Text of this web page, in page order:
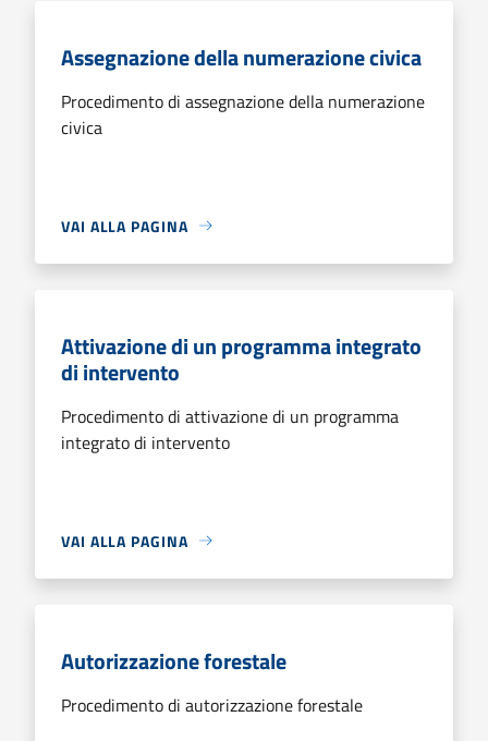
Assegnazione della numerazione civica
Procedimento di assegnazione della numerazione
civica
VAI ALLA PAGINA
Attivazione di un programma integrato
di intervento
Procedimento di attivazione di un programma
integrato di intervento
VAI ALLA PAGINA
Autorizzazione forestale
Procedimento di autorizzazione forestale